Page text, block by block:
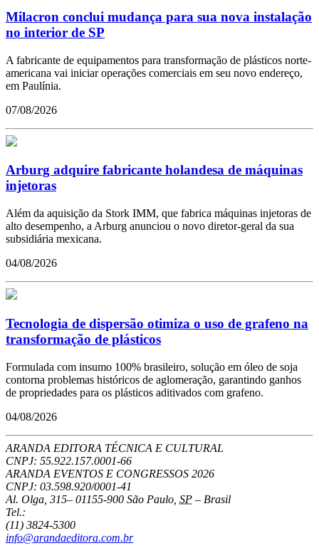
Milacron conclui mudança para sua nova instalação
no interior de SP
A fabricante de equipamentos para transformação de plásticos norte-
americana vai iniciar operações comerciais em seu novo endereço,
em Paulínia.
07/08/2026
Arburg adquire fabricante holandesa de máquinas
injetoras
Além da aquisição da Stork IMM, que fabrica máquinas injetoras de
alto desempenho, a Arburg anunciou o novo diretor-geral da sua
subsidiária mexicana.
04/08/2026
Tecnologia de dispersão otimiza o uso de grafeno na
transformação de plásticos
Formulada com insumo 100% brasileiro, solução em óleo de soja
contorna problemas históricos de aglomeração, garantindo ganhos
de propriedades para os plásticos aditivados com grafeno.
04/08/2026
ARANDA EDITORA TÉCNICA E CULTURAL
CNPJ: 55.922.157.0001-66
ARANDA EVENTOS E CONGRESSOS 2026
CNPJ: 03.598.920/0001-41
Al. Olga, 315– 01155-900 São Paulo SP – Brasil
Tel.:
(11) 3824-5300
info@arandaeditora.com.br